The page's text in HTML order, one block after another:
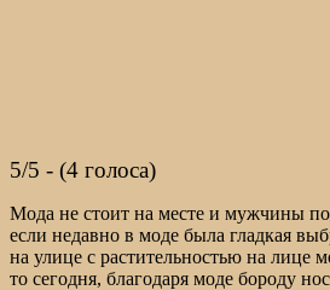
5/5 - (4 голоса)
Мода не стоит на месте и мужчины
если недавно в моде была гладкая
на улице с растительностью на лице
то сегодня, благодаря моде бороду